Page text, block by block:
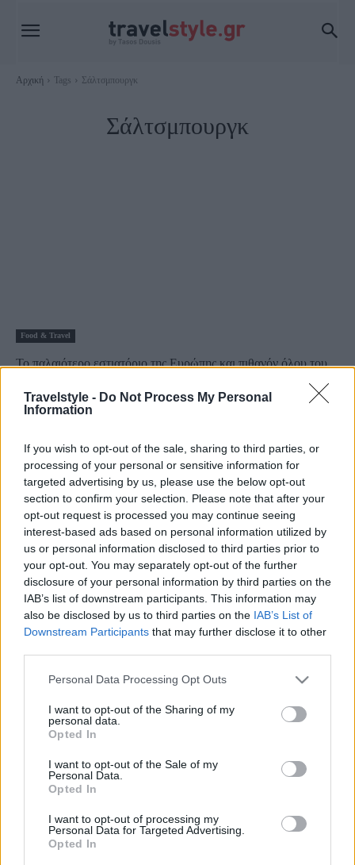
Travelstyle - Do Not Process My Personal
Information
If you wish to opt-out of the sale, sharing to third parties, or
processing of your personal or sensitive information for
targeted advertising by us, please use the below opt-out
section to confirm your selection. Please note that after your
opt-out request is processed you may continue seeing
interest-based ads based on personal information utilized by
us or personal information disclosed to third parties prior to
your opt-out. You may separately opt-out of the further
disclosure of your personal information by third parties on the
IAB’s list of downstream participants. This information may
also be disclosed by us to third parties on the IAB’s List of
Downstream Participants that may further disclose it to other
Please note that this website/app uses one or more Google
not limited to your visit or usage behaviour. You may click to
grant or deny consent to Google and its third-party tags to
use your data for below specified purposes in below Google
consent section.
Personal Data Processing Opt Outs
I want to opt-out of the Sharing of my
personal data.
Opted In
I want to opt-out of the Sale of my
Personal Data.
Opted In
I want to opt-out of processing my
Personal Data for Targeted Advertising.
Opted In
Αρχική Tags Σάλτσμπουργκ
Σάλτσμπουργκ
Food & Travel
Το παλαιότερο εστιατόριο της Ευρώπης και πιθανόν όλου του
κόσμου – Λειτουργεί εδώ και περισσότερα από 1200 χρόνια
27 Μαρτίου 2024, 16:55
Εικόνες με τον Τάσο Δούση
Οι «Εικόνες» με τον Τάσο Δούση στο Σάλτσμπουργκ: Δείτε
Οι «Εικόνες» με τον Τάσο Δούση πραγματοποιούν ένα παραμυθένιο ταξίδι
στο Σάλτσμπουργκ, την μαγική...